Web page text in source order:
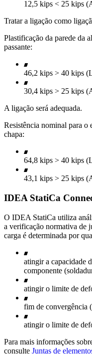
12,5 kips < 25 kips
Tratar a ligação como
Plastificação da parede da
passante:
46,2 kips > 40 kips
30,4 kips > 25 kips
A ligação será adequada.
Resistência nominal para o
chapa:
64,8 kips > 40 kips
43,1 kips > 25 kips
IDEA StatiCa
O IDEA StatiCa utiliza
a verificação normativa de
carga é determinada por
atingir a capacidade
componente
atingir o limite de
fim de convergência
atingir o limite de
Para mais informações
consulte Juntas de